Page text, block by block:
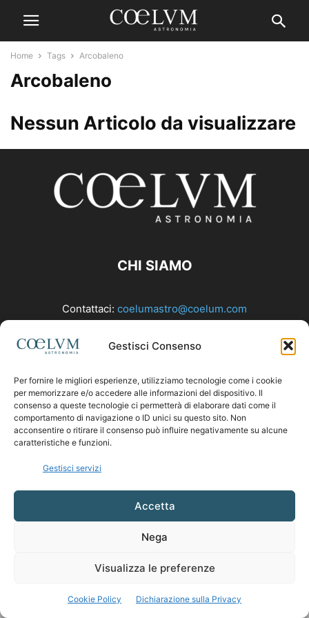
Gestisci Consenso
Per fornire le migliori esperienze, utilizziamo tecnologie come i cookie
per memorizzare e/o accedere alle informazioni del dispositivo. Il
consenso a queste tecnologie ci permetterà di elaborare dati come il
comportamento di navigazione o ID unici su questo sito. Non
acconsentire o ritirare il consenso può influire negativamente su alcune
caratteristiche e funzioni.
Gestisci servizi
Accetta
Nega
Visualizza le preferenze
Cookie Policy Dichiarazione sulla Privacy
Home Tags Arcobaleno
Arcobaleno
Nessun Articolo da visualizzare
CHI SIAMO
Contattaci: coelumastro@coelum.com
SEGUICI